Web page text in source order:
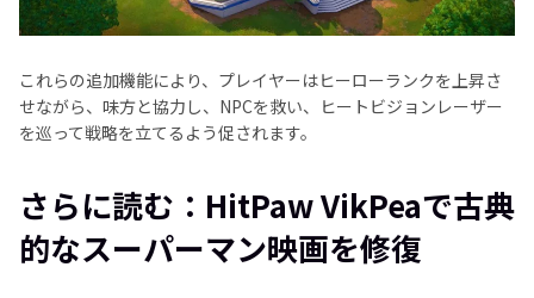
これらの追加機能により、プレイヤーはヒーローランクを上昇さ
せながら、味方と協力し、NPCを救い、ヒートビジョンレーザー
を巡って戦略を立てるよう促されます。
さらに読む：HitPaw VikPeaで古典
的なスーパーマン映画を修復